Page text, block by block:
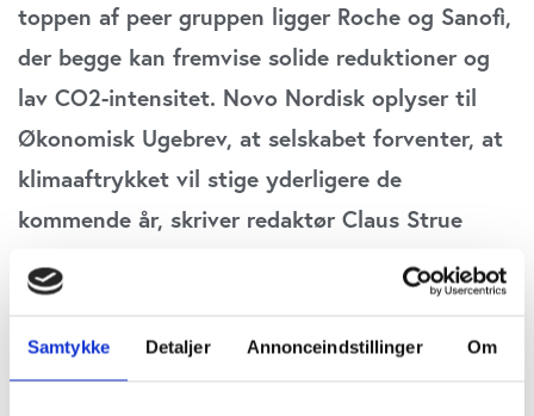
Samtykke Detaljer Annonceindstillinger Om
toppen af peer gruppen ligger Roche og Sanofi,
der begge kan fremvise solide reduktioner og
lav CO2-intensitet. Novo Nordisk oplyser til
Økonomisk Ugebrev, at selskabet forventer, at
klimaaftrykket vil stige yderligere de
kommende år, skriver redaktør Claus Strue
Frederiksen.